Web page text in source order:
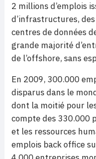
2 millions d’emplois
d’infrastructures,
centres de données
grande majorité
de l’offshore, sans
En 2009, 300.000
disparus dans le
dont la moitié pour
compte des 330.000
et les ressources
emplois back office